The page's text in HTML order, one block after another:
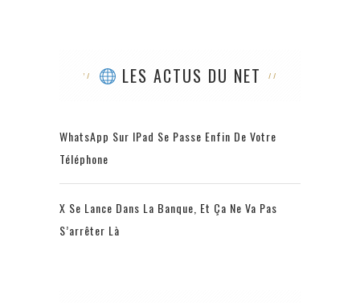
LES ACTUS DU NET
WhatsApp Sur IPad Se Passe Enfin De Votre
Téléphone
X Se Lance Dans La Banque, Et Ça Ne Va Pas
S’arrêter Là